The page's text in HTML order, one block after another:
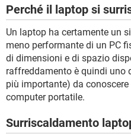
Perché il laptop si
Un laptop ha certamente un
meno performante di un PC
di dimensioni e di spazio
raffreddamento è quindi uno
più importante) da
computer portatile.
Surriscaldamento